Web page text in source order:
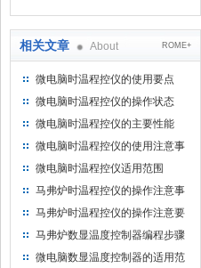
相关文章 About ROME+
微电脑时温程控仪的使用要点
微电脑时温程控仪的操作状态
微电脑时温程控仪的主要性能
微电脑时温程控仪的使用注意事
项
微电脑时温程控仪适用范围
马弗炉时温程控仪的操作注意事
项
马弗炉时温程控仪的操作注意要
点
马弗炉数显温度控制器编程步骤
微电脑数显温度控制器的适用范